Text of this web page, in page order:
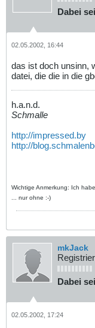
Dabei
02.05.2002, 16:44
das ist doch unsinn,
datei, die die in die
h.a.n.d.
Schmalle
http://impressed.by
http://
Wichtige Anmerkung: Ich
... nur ohne :-)
mkJack
Dabei
02.05.2002, 17:24